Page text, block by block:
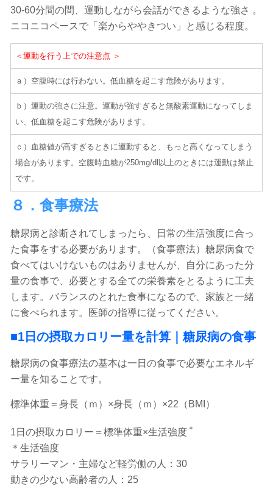
30-60分間の間、運動しながら会話ができるような強さ 。
ニコニコペースで「楽からややきつい」と感じる程度。
＜運動を行う上での注意点 ＞
ａ）空腹時には行わない。低血糖を起こす危険があります。
ｂ）運動の強さに注意。運動が強すぎると無酸素運動になってしま
い、低血糖を起こす危険があります。
ｃ）血糖値が高すぎるときに運動すると、もっと高くなってしまう
場合があります。空腹時血糖が250mg/dl以上のときには運動は禁止
です。
８．食事療法
糖尿病と診断されてしまったら、日常の生活強度に合っ
た食事をする必要があります。（食事療法）糖尿病食で
食べてはいけないものはありませんが、自分にあった分
量の食事で、必要とする全ての栄養素をとるように工夫
します。バランスのとれた食事になるので、家族と一緒
に食べられます。医師の指導に従ってください。
■1日の摂取カロリー量を計算｜糖尿病の食事
糖尿病の食事療法の基本は一日の食事で必要なエネルギ
ー量を知ることです。
標準体重＝身長（ｍ）×身長（ｍ）×22（BMI）
1日の摂取カロリー＝標準体重×生活強度 ＊
＊生活強度
サラリーマン・主婦など軽労働の人：30
動きの少ない高齢者の人：25